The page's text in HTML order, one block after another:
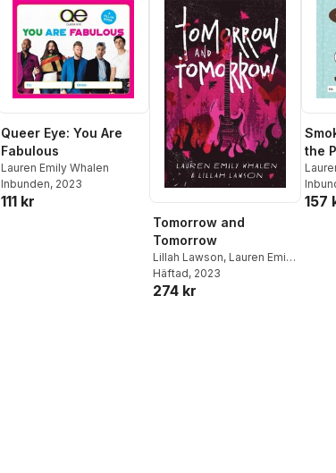
Queer Eye: You Are
Fabulous
Lauren Emily Whalen
Inbunden, 2023
111 kr
Tomorrow and
Tomorrow
Lillah Lawson, Lauren Emily
Whalen
Häftad, 2023
274 kr
the
157